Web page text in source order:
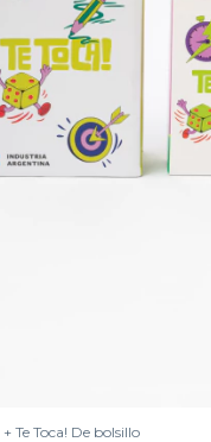
Te Toca! De bolsillo